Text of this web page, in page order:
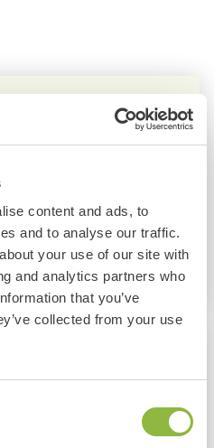
content and ads, to
and to analyse our traffic.
your use of our site with
and analytics partners who
that you’ve
collected from your use
gehad in het